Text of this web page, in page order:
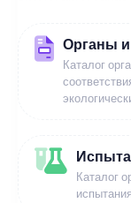
Органы
Каталог
Каталог
испытания